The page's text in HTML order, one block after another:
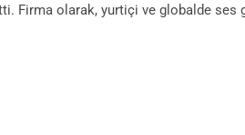
Firma olarak, yurtiçi ve globalde